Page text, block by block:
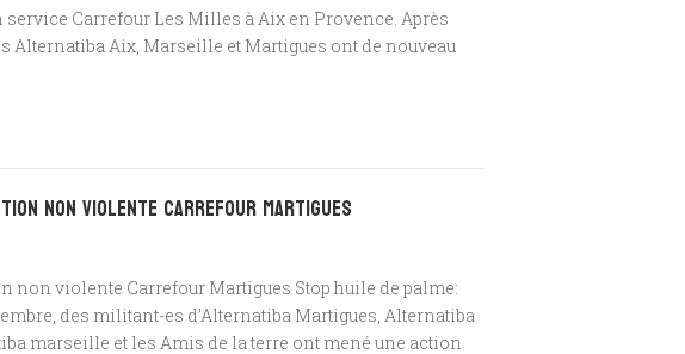
Carrefour Les Milles à Aix en Provence. Après
Alternatiba Aix, Marseille et Martigues ont de nouveau
non violente Carrefour Martigues
non violente Carrefour Martigues Stop huile de palme:
des militant-es d’Alternatiba Martigues, Alternatiba
marseille et les Amis de la terre ont mené une action